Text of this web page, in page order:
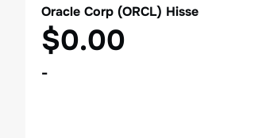
Oracle Corp (ORCL) Hisse
$0.00
-